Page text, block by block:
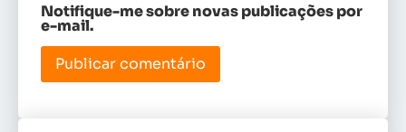
Notifique-me sobre novas publicações por
e-mail.